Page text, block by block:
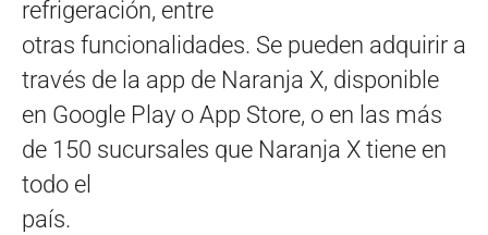
refrigeración, entre
otras funcionalidades. Se pueden adquirir a
través de la app de Naranja X, disponible
en Google Play o App Store, o en las más
de 150 sucursales que Naranja X tiene en
todo el
país.